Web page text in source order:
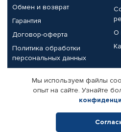
Обмен и возврат
Гарантия
Договор-оферта
Политика обработки
персональных данных
О
Партнерам
Корпоративным клиентам
Поставщикам
Мы используем файлы
опыт на сайте. Узнайте